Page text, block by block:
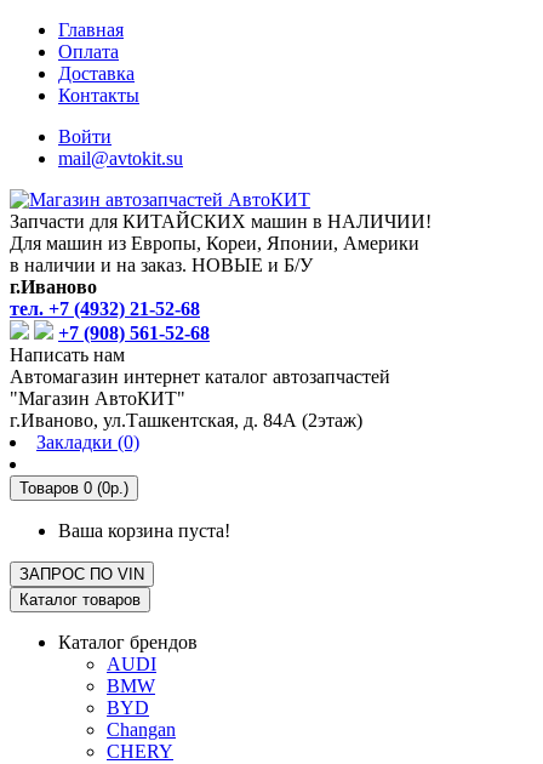
Главная
Оплата
Доставка
Контакты
Войти
mail@avtokit.su
Запчасти для КИТАЙСКИХ машин в НАЛИЧИИ!
Для машин из Европы, Кореи, Японии, Америки
в наличии и на заказ. НОВЫЕ и Б/У
г.Иваново
тел. +7 (4932) 21-52-68
+7 (908) 561-52-68
Написать нам
Автомагазин интернет каталог автозапчастей
"Магазин АвтоКИТ"
г.Иваново, ул.Ташкентская, д. 84А (2этаж)
Закладки (0)
Товаров 0 (0р.)
Ваша корзина пуста!
ЗАПРОС ПО VIN
Каталог товаров
Каталог брендов
AUDI
BMW
BYD
Changan
CHERY